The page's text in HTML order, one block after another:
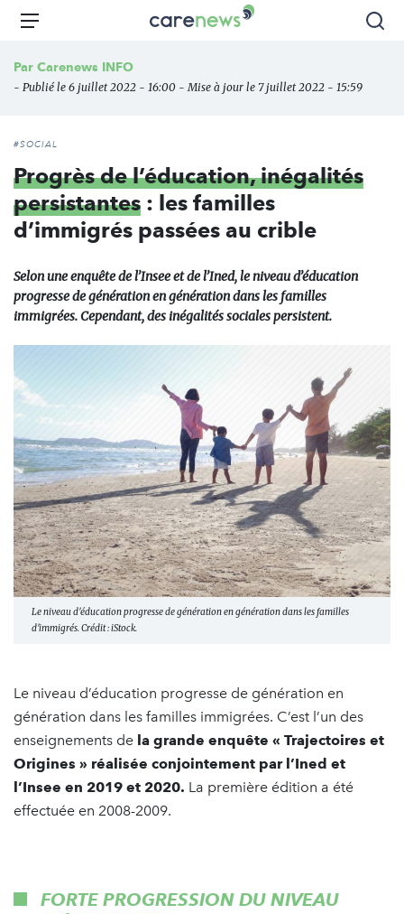
Aller
principal
Carenews,
des
Menu
Par Carenews INFO
- Publié le 6 juillet 2022 - 16:00 - Mise à jour le 7 juillet 2022 - 15:59
#SOCIAL
Progrès de l’éducation, inégalités
persistantes : les familles
d’immigrés passées au crible
Selon une enquête de l’Insee et de l’Ined, le niveau d’éducation
progresse de génération en génération dans les familles
immigrées. Cependant, des inégalités sociales persistent.
Le niveau d'éducation progresse de génération en génération dans les familles
d'immigrés. Crédit : iStock.
Le niveau d’éducation progresse de génération en
génération dans les familles immigrées. C’est l’un des
enseignements de la grande enquête « Trajectoires et
Origines » réalisée conjointement par l’Ined et
l’Insee en 2019 et 2020. La première édition a été
effectuée en 2008-2009.
FORTE PROGRESSION DU NIVEAU